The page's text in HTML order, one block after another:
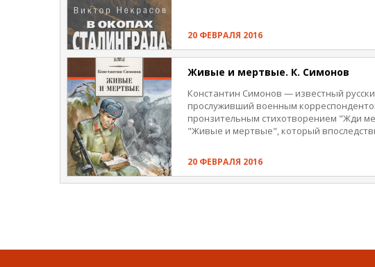
мушкетёра", трагической, как сводки
лирической, как дневник", изъяли из
Союза писателей и вынудили покинуть
пронзительное и мужественное
20 ФЕВРАЛЯ 2016
Живые и мертвые. К. Симонов
Константин Симонов — известный
прослуживший военным
пронзительным стихотворением "Жди
"Живые и мертвые", который
в трилогию и став эпическим
советского народа к победе в Великой
стремился соединить два плана —
и анализ этих событий с точки зрения
и оценки. Вторая часть трилогии
20 ФЕВРАЛЯ 2016